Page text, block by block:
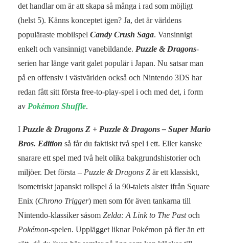
det handlar om är att skapa så många i rad som möjligt
(helst 5). Känns konceptet igen? Ja, det är världens
populäraste mobilspel Candy Crush Saga. Vansinnigt
enkelt och vansinnigt vanebildande. Puzzle & Dragons-
serien har länge varit galet populär i Japan. Nu satsar man
på en offensiv i västvärlden också och Nintendo 3DS har
redan fått sitt första free-to-play-spel i och med det, i form
av Pokémon Shuffle.
I Puzzle & Dragons Z + Puzzle & Dragons – Super Mario
Bros. Edition så får du faktiskt två spel i ett. Eller kanske
snarare ett spel med två helt olika bakgrundshistorier och
miljöer. Det första – Puzzle & Dragons Z är ett klassiskt,
isometriskt japanskt rollspel á la 90-talets alster ifrån Square
Enix (Chrono Trigger) men som för även tankarna till
Nintendo-klassiker såsom Zelda: A Link to The Pastoch
Pokémon-spelen. Upplägget liknar Pokémon på fler än ett